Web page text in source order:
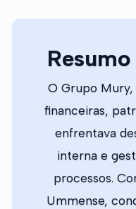
O Grupo
financeiras,
enfrentava
interna e
processos.
Ummense,